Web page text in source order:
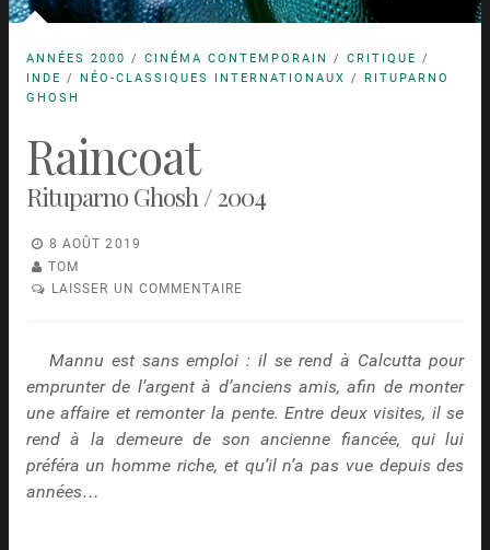
ANNÉES 2000 / CINÉMA CONTEMPORAIN / CRITIQUE /
INDE / NÉO-CLASSIQUES INTERNATIONAUX /
RITUPARNO
GHOSH
Raincoat
Rituparno Ghosh / 2004
8 AOÛT 2019
TOM
LAISSER UN COMMENTAIRE
Mannu est sans emploi : il se rend à Calcutta pour
emprunter de l’argent à d’anciens amis, afin de monter
une affaire et remonter la pente. Entre deux visites, il se
rend à la demeure de son ancienne fiancée, qui lui
préféra un homme riche, et qu’il n’a pas vue depuis des
années…